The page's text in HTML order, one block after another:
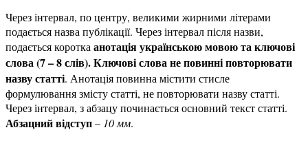
Через інтервал, по центру, великими жирними літерами
подається назва публікації. Через інтервал після назви,
подається короткаанотація українською мовою та ключові
слова(7 – 8 слів). Ключові слова не повинні повторювати
назву статті. Анотація повинна містити стисле
формулювання змісту статті, не повторювати назву статті.
Через інтервал, з абзацу починається основний текст статті.
Абзацний відступ– 10 мм.